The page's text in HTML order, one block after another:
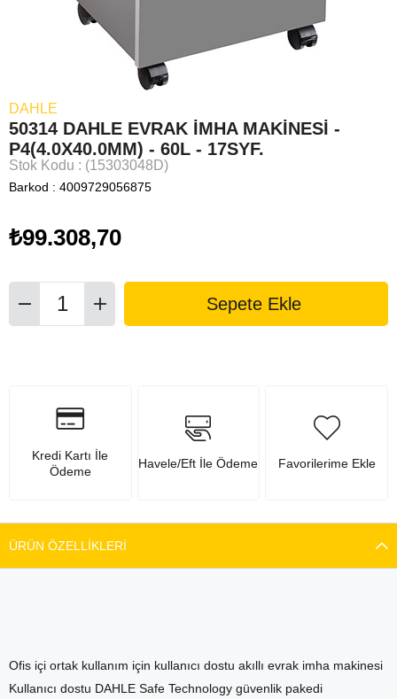
DAHLE
50314 DAHLE EVRAK İMHA MAKİNESİ -
P4(4.0X40.0MM) - 60L - 17SYF.
Stok Kodu (15303048D)
Barkod : 4009729056875
₺99.308,70
Kredi Kartı İle
Ödeme
Havele/Eft İle Ödeme Favorilerime Ekle
ÜRÜN ÖZELLIKLERI
Ofis içi ortak kullanım için kullanıcı dostu akıllı evrak imha makinesi
Kullanıcı dostu DAHLE Safe Technology güvenlik pakedi